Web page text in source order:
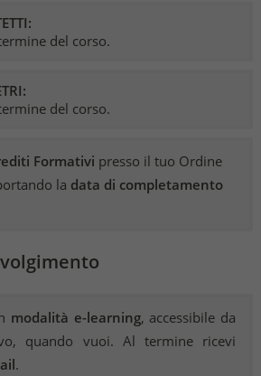
del corso.
del corso.
Formativi presso il tuo Ordine
la data di completamento
modalità e-learning, accessibile da
quando vuoi. Al termine ricevi
.